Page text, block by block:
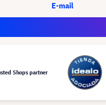
E-mail
Shops partner